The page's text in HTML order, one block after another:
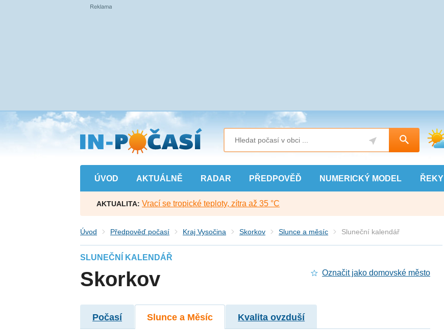
Přejít
na
hlavní
obsah
ÚVOD AKTUÁLNĚ RADAR PŘEDPOVĚĎ NUMERICKÝ MODEL ŘEKY
AKTUALITA: Vrací se tropické teploty, zítra až 35 °C
Úvod Předpověď počasí Kraj Vysočina Skorkov Slunce a měsíc Sluneční kalendář
SLUNEČNÍ KALENDÁŘ
Skorkov Označit jako domovské město
Počasí Slunce a Měsíc Kvalita ovzduší